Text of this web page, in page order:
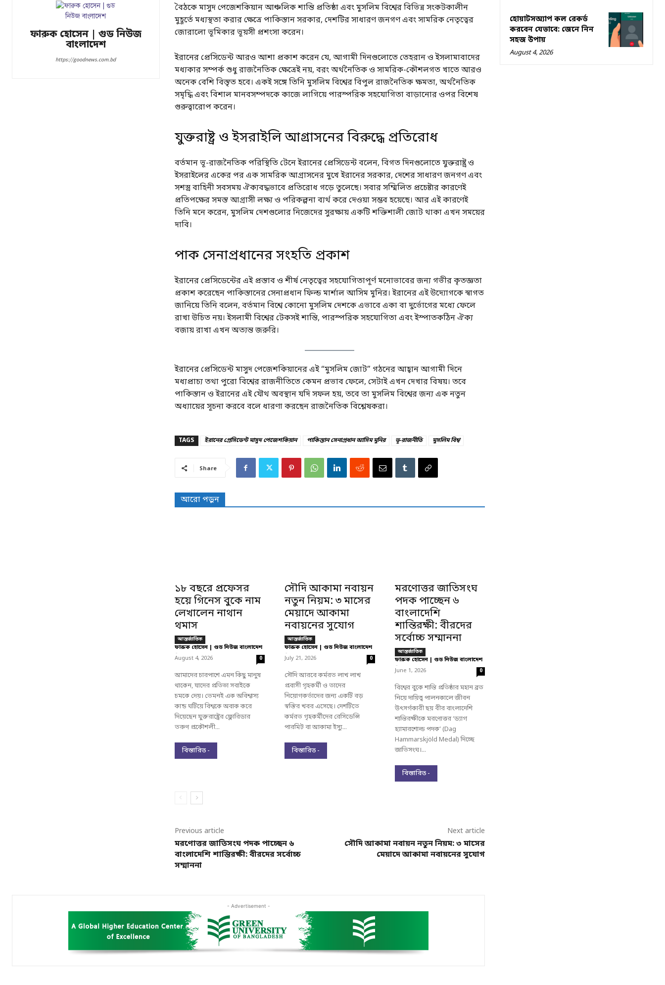
ফারুক হোসেন | গুড নিউজ
বাংলাদেশ
https://goodnews.com.bd
বৈঠকে মাসুদ পেজেশকিয়ান আঞ্চলিক শান্তি প্রতিষ্ঠা এবং মুসলিম বিশ্বের বিভিন্ন সংকটকালীন
মুহূর্তে মধ্যস্থতা করার ক্ষেত্রে পাকিস্তান সরকার, দেশটির সাধারণ জনগণ এবং সামরিক নেতৃত্বের
জোরালো ভূমিকার ভূয়সী প্রশংসা করেন।
ইরানের প্রেসিডেন্ট আরও আশা প্রকাশ করেন যে, আগামী দিনগুলোতে তেহরান ও ইসলামাবাদের
মধ্যকার সম্পর্ক শুধু রাজনৈতিক ক্ষেত্রেই নয়, বরং অর্থনৈতিক ও সামরিক-কৌশলগত খাতে আরও
অনেক বেশি বিস্তৃত হবে। একই সঙ্গে তিনি মুসলিম বিশ্বের বিপুল রাজনৈতিক ক্ষমতা, অর্থনৈতিক
সমৃদ্ধি এবং বিশাল মানবসম্পদকে কাজে লাগিয়ে পারস্পরিক সহযোগিতা বাড়ানোর ওপর বিশেষ
গুরুত্বারোপ করেন।
যুক্তরাষ্ট্র ও ইসরাইলি আগ্রাসনের বিরুদ্ধে প্রতিরোধ
বর্তমান ভূ-রাজনৈতিক পরিস্থিতি টেনে ইরানের প্রেসিডেন্ট বলেন, বিগত দিনগুলোতে যুক্তরাষ্ট্র ও
ইসরাইলের একের পর এক সামরিক আগ্রাসনের মুখে ইরানের সরকার, দেশের সাধারণ জনগণ এবং
সশস্ত্র বাহিনী সবসময় ঐক্যবদ্ধভাবে প্রতিরোধ গড়ে তুলেছে। সবার সম্মিলিত প্রচেষ্টার কারণেই
প্রতিপক্ষের সমস্ত আগ্রাসী লক্ষ্য ও পরিকল্পনা ব্যর্থ করে দেওয়া সম্ভব হয়েছে। আর এই কারণেই
তিনি মনে করেন, মুসলিম দেশগুলোর নিজেদের সুরক্ষায় একটি শক্তিশালী জোট থাকা এখন সময়ের
দাবি।
পাক সেনাপ্রধানের সংহতি প্রকাশ
ইরানের প্রেসিডেন্টের এই প্রস্তাব ও শীর্ষ নেতৃত্বের সহযোগিতাপূর্ণ মনোভাবের জন্য গভীর কৃতজ্ঞতা
প্রকাশ করেছেন পাকিস্তানের সেনাপ্রধান ফিল্ড মার্শাল আসিম মুনির। ইরানের এই উদ্যোগকে স্বাগত
জানিয়ে তিনি বলেন, বর্তমান বিশ্বে কোনো মুসলিম দেশকে এভাবে একা বা দুর্ভোগের মধ্যে ফেলে
রাখা উচিত নয়। ইসলামী বিশ্বের টেকসই শান্তি, পারস্পরিক সহযোগিতা এবং ইস্পাতকঠিন ঐক্য
বজায় রাখা এখন অত্যন্ত জরুরি।
ইরানের প্রেসিডেন্ট মাসুদ পেজেশকিয়ানের এই “মুসলিম জোট” গঠনের আহ্বান আগামী দিনে
মধ্যপ্রাচ্য তথা পুরো বিশ্বের রাজনীতিতে কেমন প্রভাব ফেলে, সেটাই এখন দেখার বিষয়। তবে
পাকিস্তান ও ইরানের এই যৌথ অবস্থান যদি সফল হয়, তবে তা মুসলিম বিশ্বের জন্য এক নতুন
অধ্যায়ের সূচনা করবে বলে ধারণা করছেন রাজনৈতিক বিশ্লেষকরা।
TAGS ইরানের প্রেসিডেন্ট মাসুদ পেজেশকিয়ান পাকিস্তান সেনাপ্রধান আসিম মুনির ভূ-রাজনীতি মুসলিম বিশ্ব
Share
আরো পড়ুন
১৮ বছরে প্রফেসর
হয়ে গিনেস বুকে নাম
লেখালেন নাথান
থমাস
আন্তর্জাতিক
ফারুক হোসেন | গুড নিউজ বাংলাদেশ
-
August 4, 2026 0
আমাদের চারপাশে এমন কিছু মানুষ
থাকেন, যাদের প্রতিভা সবাইকে
চমকে দেয়। তেমনই এক অবিশ্বাস্য
কান্ড ঘটিয়ে বিশ্বকে অবাক করে
দিয়েছেন যুক্তরাষ্ট্রের ফ্লোরিডার
তরুণ প্রকৌশলী...
বিস্তারিত -
সৌদি আকামা নবায়ন
নতুন নিয়ম: ৩ মাসের
মেয়াদে আকামা
নবায়নের সুযোগ
আন্তর্জাতিক
ফারুক হোসেন | গুড নিউজ বাংলাদেশ
-
July 21, 2026 0
সৌদি আরবে কর্মরত লাখ লাখ
প্রবাসী গৃহকর্মী ও তাদের
নিয়োগকর্তাদের জন্য একটি বড়
স্বস্তির খবর এসেছে। দেশটিতে
কর্মরত গৃহকর্মীদের রেসিডেন্সি
পারমিট বা আকামা ইস্যু...
বিস্তারিত -
মরণোত্তর জাতিসংঘ
পদক পাচ্ছেন ৬
বাংলাদেশি
শান্তিরক্ষী: বীরদের
সর্বোচ্চ সম্মাননা
আন্তর্জাতিক
ফারুক হোসেন | গুড নিউজ বাংলাদেশ
-
June 1, 2026 0
বিশ্বের বুকে শান্তি প্রতিষ্ঠার মহান ব্রত
নিয়ে দায়িত্ব পালনকালে জীবন
উৎসর্গকারী ছয় বীর বাংলাদেশি
শান্তিরক্ষীকে মরণোত্তর ‘ড্যাগ
হ্যামারশোল্ড পদক’ (Dag
Hammarskjöld Medal) দিচ্ছে
জাতিসংঘ।...
বিস্তারিত -
Previous article
মরণোত্তর জাতিসংঘ পদক পাচ্ছেন ৬
বাংলাদেশি শান্তিরক্ষী: বীরদের সর্বোচ্চ
সম্মাননা
Next article
সৌদি আকামা নবায়ন নতুন নিয়ম: ৩ মাসের
মেয়াদে আকামা নবায়নের সুযোগ
- Advertisement -
হোয়াটসঅ্যাপ কল রেকর্ড
করবেন যেভাবে: জেনে নিন
সহজ উপায়
August 4, 2026